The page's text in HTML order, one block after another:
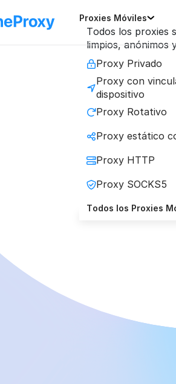
Proxies Móviles
Todos los proxies
limpios, anónimos
Proxy Privado
Proxy con
dispositivo
Proxy Rotativo
Proxy estático
Proxy HTTP
Proxy SOCKS5
Todos los Proxies
Domina